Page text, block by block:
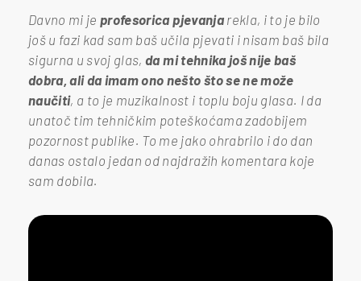
Davno mi je profesorica pjevanjarekla, i to je bilo
još u fazi kad sam baš učila pjevati i nisam baš bila
sigurna u svoj glas,da mi tehnika još nije baš
dobra, ali da imam ono nešto što se ne može
naučiti, a to je muzikalnost i toplu boju glasa. I da
unatoč tim tehničkim poteškoćama zadobijem
pozornost publike. To me jako ohrabrilo i do dan
danas ostalo jedan od najdražih komentara koje
sam dobila.